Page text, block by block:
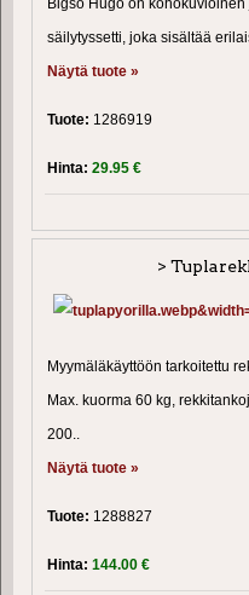
Bigso Hugo on
säilytyssetti, joka sisältää
Näytä tuote »
Tuote: 1286919
Hinta: 29.95 €
>
Myymäläkäyttöön tarkoitettu
Max. kuorma 60 kg,
200..
Näytä tuote »
Tuote: 1288827
Hinta: 144.00 €